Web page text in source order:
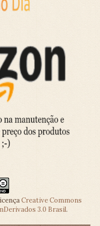
Creative Commons
3.0 Brasil.